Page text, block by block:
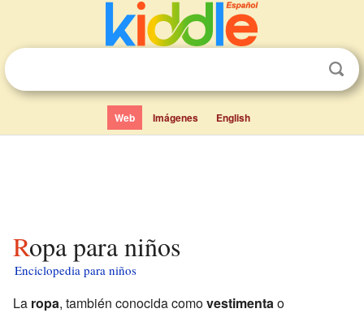
Web Imágenes English
Ropa para niños
Enciclopedia para niños
La ropa, también conocida comovestimentao